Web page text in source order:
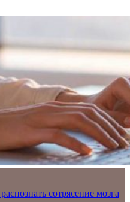
сотрясение мозга